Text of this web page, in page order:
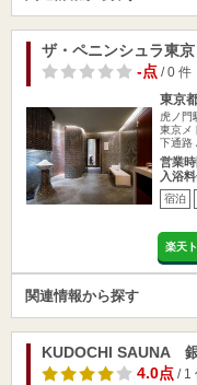
ザ・ペニンシュラ東京
-点/ 0 件
東京
虎ノ門
東京メ
下通路
営業
入浴
宿泊
楽天
関連情報から探す
KUDOCHI SAUNA
4.0点/ 1